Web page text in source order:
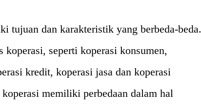
tujuan dan karakteristik yang berbeda-beda.
koperasi, seperti koperasi konsumen,
kredit, koperasi jasa dan koperasi
memiliki perbedaan dalam hal